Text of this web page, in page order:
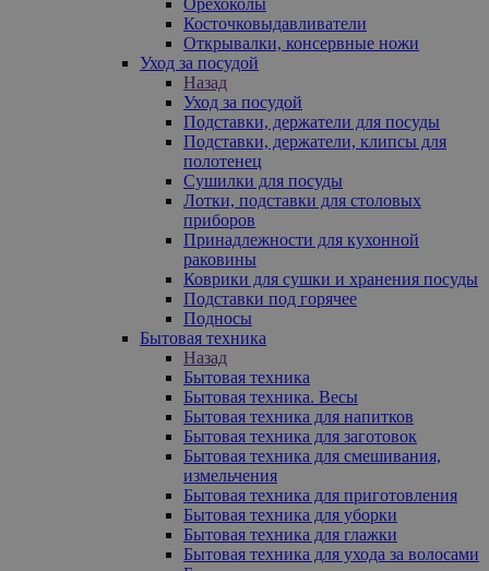
Косточковыдавливатели
Открывалки, консервные ножи
Уход за посудой
Назад
Уход за посудой
Подставки, держатели для посуды
Подставки, держатели, клипсы для
полотенец
Сушилки для посуды
Лотки, подставки для столовых
приборов
Принадлежности для кухонной
раковины
Коврики для сушки и хранения посуды
Подставки под горячее
Подносы
Бытовая техника
Назад
Бытовая техника
Бытовая техника. Весы
Бытовая техника для напитков
Бытовая техника для заготовок
Бытовая техника для смешивания,
измельчения
Бытовая техника для приготовления
Бытовая техника для уборки
Бытовая техника для глажки
Бытовая техника для ухода за волосами